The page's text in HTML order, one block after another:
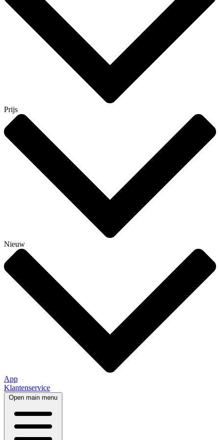
Prijs
Nieuw
App
Klantenservice
Open main menu